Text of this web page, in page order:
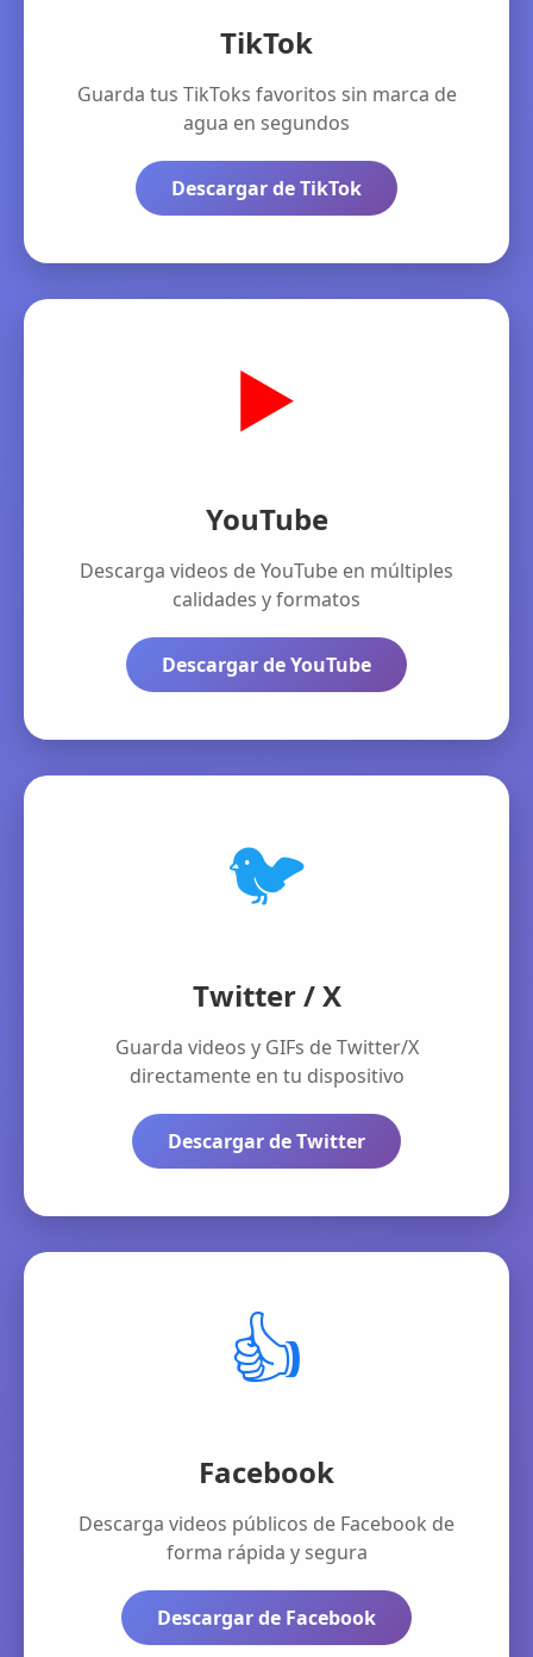
TikTok
Guarda tus TikToks favoritos sin marca de
agua en segundos
Descargar de TikTok
▶️
YouTube
Descarga videos de YouTube en múltiples
calidades y formatos
Descargar de YouTube
🐦
Twitter / X
Guarda videos y GIFs de Twitter/X
directamente en tu dispositivo
Descargar de Twitter
👍
Facebook
Descarga videos públicos de Facebook de
forma rápida y segura
Descargar de Facebook